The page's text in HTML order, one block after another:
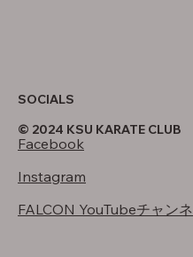
SOCIALS
Facebook
Instagram
FALCON YouTubeチャン
© 2024 KSU KARATE